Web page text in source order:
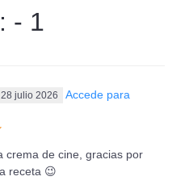
- 1
28 julio 2026
Accede para
crema de cine, gracias por
receta 😉